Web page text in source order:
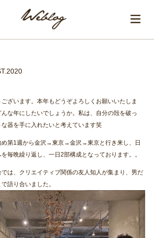
ざいます。本年もどうぞよろしくお願いいたしま
な年にしたいでしょうか。私は、自分の殻を破っ
器を手に入れたいと考えています笑
め第1週から金沢→東京→金沢→東京と行き来し、日
毎晩繰り返し、一日2部構成となっております。。
は、クリエイティブ関係の友人知人が集まり、男だ
語り合いました。